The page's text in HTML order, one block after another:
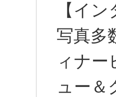
【イ
写真多
ィナー
ュー＆